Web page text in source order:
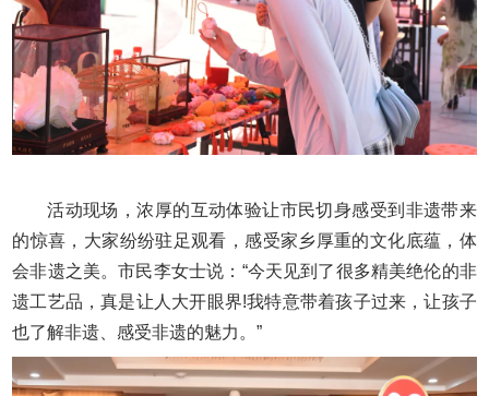
活动现场，浓厚的互动体验让市民切身感受到非遗带来
的惊喜，大家纷纷驻足观看，感受家乡厚重的文化底蕴，体
会非遗之美。市民李女士说：“今天见到了很多精美绝伦的非
遗工艺品，真是让人大开眼界!我特意带着孩子过来，让孩子
也了解非遗、感受非遗的魅力。”